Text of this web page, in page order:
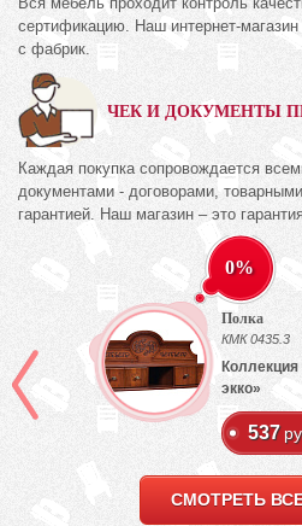
сертификацию. Наш интернет-
с фабрик.
ЧЕК И ДОКУМЕНТЫ
Каждая покупка сопровождается
документами - договорами,
гарантией. Наш магазин – это
0%
Полка
КМК 0435.3
экко»
537
СМОТРЕТЬ